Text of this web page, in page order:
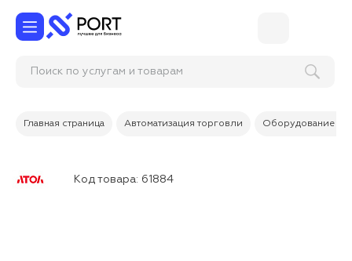
Поиск по услугам и товарам
Главная страница Автоматизация торговли Оборудование
Код товара: 61884